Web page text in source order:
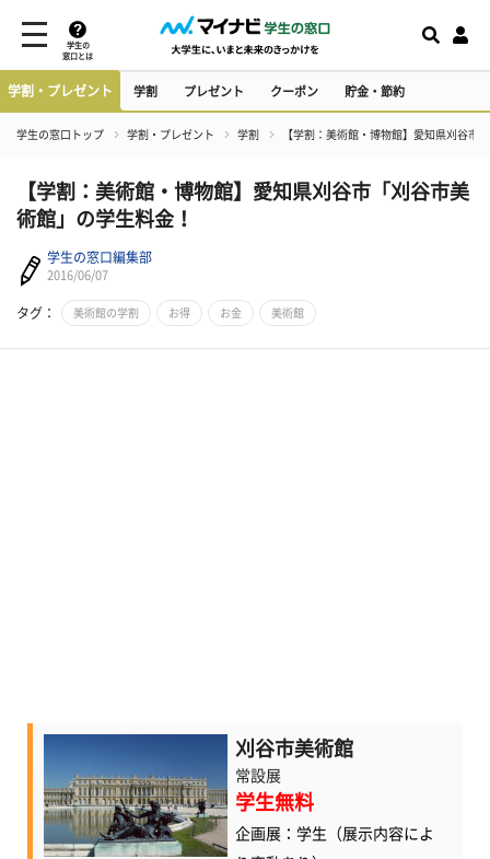
学生の
窓口とは
学割・プレゼント 学割 プレゼント クーポン 貯金・節約
学生の窓口トップ 学割・プレゼント 学割 【学割：美術館・博物館】愛知県刈谷市
【学割：美術館・博物館】愛知県刈谷市「刈谷市美
術館」の学生料金！
学生の窓口編集部
2016/06/07
タグ： 美術館の学割 お得 お金 美術館
刈谷市美術館
常設展
学生無料
企画展：学生（展示内容によ